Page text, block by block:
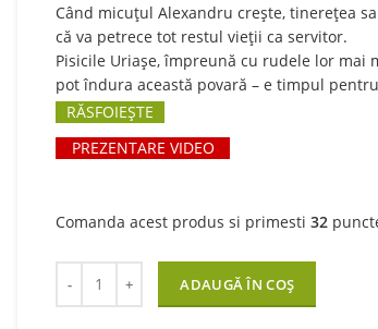
Când micuțul Alexandru crește, tinerețea
că va petrece tot restul vieții ca servitor.
Pisicile Uriașe, împreună cu rudele lor mai
pot îndura această povară – e timpul
RĂSFOIEȘTE
PREZENTARE VIDEO
Comanda acest produs si primesti32
ADAUGĂ ÎN COȘ